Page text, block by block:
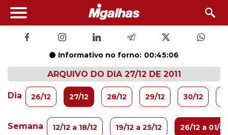
Informativo no forno: 00:45:05
ARQUIVO DO DIA 27/12 DE 2011
Dia 26/12 27/12 28/12 29/12 30/12
Semana 12/12 a 18/12 19/12 a 25/12 26/12 a 01/01